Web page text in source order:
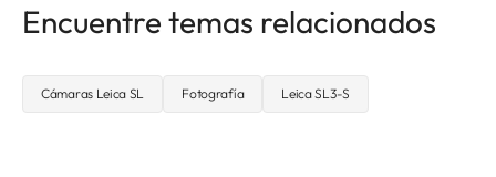
Encuentre temas relacionados
Cámaras Leica SL Fotografía Leica SL3-S